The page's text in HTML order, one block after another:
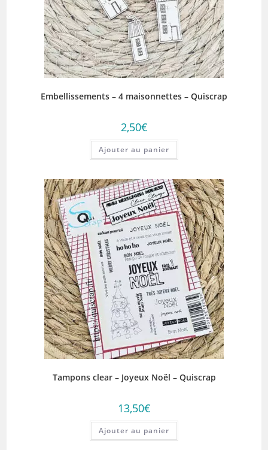
Embellissements – 4 maisonnettes – Quiscrap
2,50€
Ajouter au panier
Tampons clear – Joyeux Noël – Quiscrap
13,50€
Ajouter au panier